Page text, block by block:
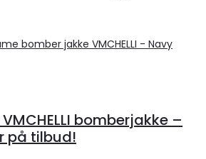
bomberjakke –
på tilbud!